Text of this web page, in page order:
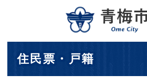
メニューを飛ばして本文へ
住民票・戸籍